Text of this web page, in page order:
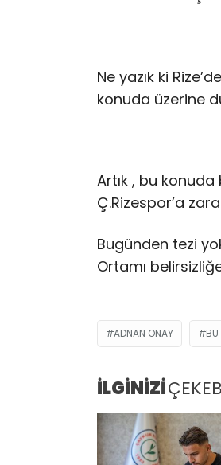
Ne yazık ki
konuda üzerine
Artık , bu
Ç.Rizespor’a
Bugünden tezi
Ortamı
ADNAN ONAY
İLGİNİZİ